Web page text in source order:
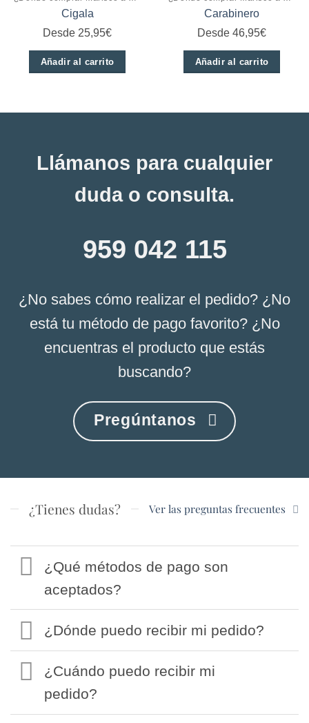
Cigala
Desde 25,95€
Añadir al carrito
Las
opciones
elegir
en
página
producto
Carabinero
Desde 46,95€
Añadir al carrito
variantes.
Las
página
producto
Llámanos para cualquier
duda o consulta.
959 042 115
¿No sabes cómo realizar el pedido? ¿No
está tu método de pago favorito? ¿No
encuentras el producto que estás
buscando?
Pregúntanos
¿Tienes dudas? Ver las preguntas frecuentes
¿Qué métodos de pago son
aceptados?
¿Dónde puedo recibir mi pedido?
¿Cuándo puedo recibir mi
pedido?